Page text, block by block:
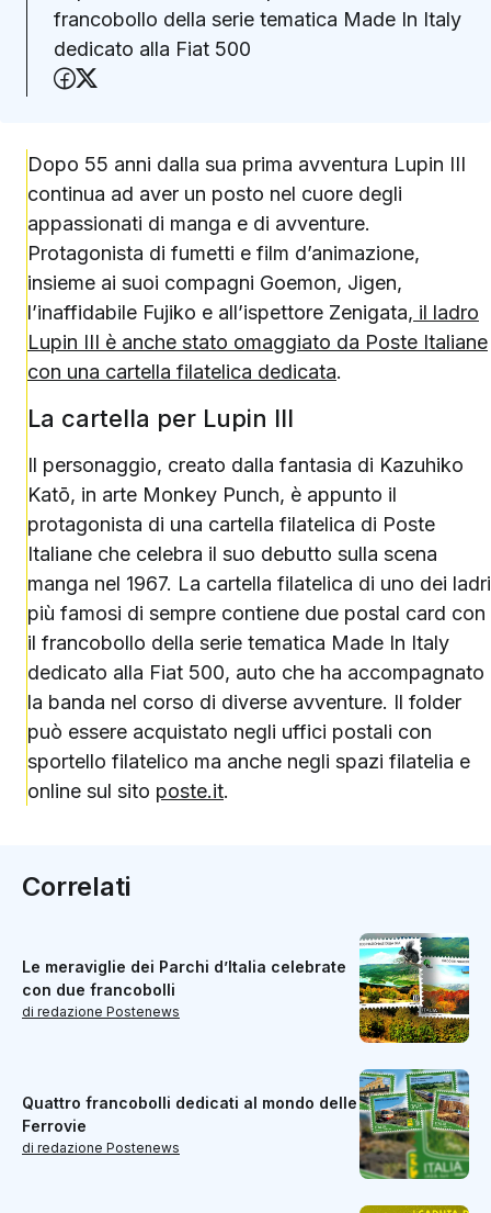
francobollo della serie tematica Made In Italy
dedicato alla Fiat 500
Condividi su Facebook
Dopo 55 anni dalla sua prima avventura Lupin III
continua ad aver un posto nel cuore degli
appassionati di manga e di avventure.
Protagonista di fumetti e film d’animazione,
insieme ai suoi compagni Goemon, Jigen,
l’inaffidabile Fujiko e all’ispettore Zenigata, il ladro
Lupin III è anche stato omaggiato da Poste Italiane
con una cartella filatelica dedicata.
La cartella per Lupin III
Il personaggio, creato dalla fantasia di Kazuhiko
Katō, in arte Monkey Punch, è appunto il
protagonista di una cartella filatelica di Poste
Italiane che celebra il suo debutto sulla scena
manga nel 1967. La cartella filatelica di uno dei ladri
più famosi di sempre contiene due postal card con
il francobollo della serie tematica Made In Italy
dedicato alla Fiat 500, auto che ha accompagnato
la banda nel corso di diverse avventure. Il folder
può essere acquistato negli uffici postali con
sportello filatelico ma anche negli spazi filatelia e
online sul sito poste.it.
Correlati
Le meraviglie dei Parchi d’Italia celebrate
con due francobolli
di redazione Postenews
Quattro francobolli dedicati al mondo delle
Ferrovie
di redazione Postenews